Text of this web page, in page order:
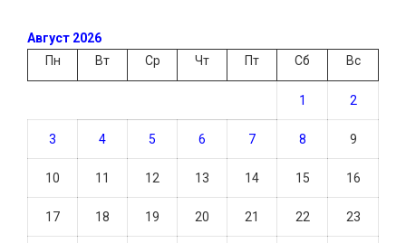
Август 2026
Пн
Вт Ср Чт Пт Сб Вс
1 2
3 4 5 6 7 8 9
10 11 12 13 14 15 16
17 18 19 20 21 22 23